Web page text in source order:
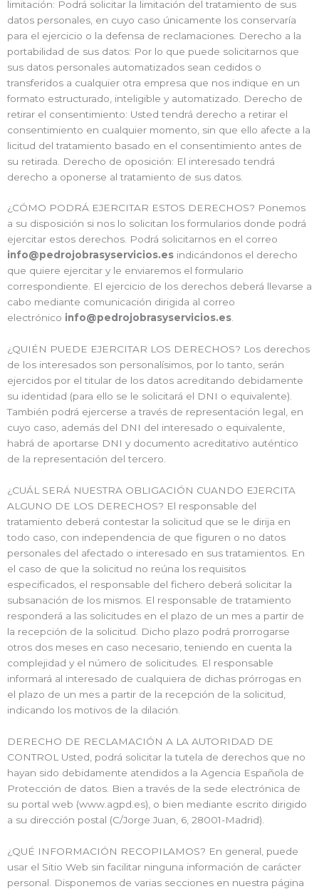
limitación: Podrá solicitar la limitación del tratamiento de sus
datos personales, en cuyo caso únicamente los conservaría
para el ejercicio o la defensa de reclamaciones. Derecho a la
portabilidad de sus datos: Por lo que puede solicitarnos que
sus datos personales automatizados sean cedidos o
transferidos a cualquier otra empresa que nos indique en un
formato estructurado, inteligible y automatizado. Derecho de
retirar el consentimiento: Usted tendrá derecho a retirar el
consentimiento en cualquier momento, sin que ello afecte a la
licitud del tratamiento basado en el consentimiento antes de
su retirada. Derecho de oposición: El interesado tendrá
derecho a oponerse al tratamiento de sus datos.
¿CÓMO PODRÁ EJERCITAR ESTOS DERECHOS? Ponemos
a su disposición si nos lo solicitan los formularios donde podrá
ejercitar estos derechos. Podrá solicitarnos en el correo
info@pedrojobrasyservicios.es indicándonos el derecho
que quiere ejercitar y le enviaremos el formulario
correspondiente. El ejercicio de los derechos deberá llevarse a
cabo mediante comunicación dirigida al correo
electrónico info@pedrojobrasyservicios.es.
¿QUIÉN PUEDE EJERCITAR LOS DERECHOS? Los derechos
de los interesados son personalísimos, por lo tanto, serán
ejercidos por el titular de los datos acreditando debidamente
su identidad (para ello se le solicitará el DNI o equivalente).
También podrá ejercerse a través de representación legal, en
cuyo caso, además del DNI del interesado o equivalente,
habrá de aportarse DNI y documento acreditativo auténtico
de la representación del tercero.
¿CUÁL SERÁ NUESTRA OBLIGACIÓN CUANDO EJERCITA
ALGUNO DE LOS DERECHOS? El responsable del
tratamiento deberá contestar la solicitud que se le dirija en
todo caso, con independencia de que figuren o no datos
personales del afectado o interesado en sus tratamientos. En
el caso de que la solicitud no reúna los requisitos
especificados, el responsable del fichero deberá solicitar la
subsanación de los mismos. El responsable de tratamiento
responderá a las solicitudes en el plazo de un mes a partir de
la recepción de la solicitud. Dicho plazo podrá prorrogarse
otros dos meses en caso necesario, teniendo en cuenta la
complejidad y el número de solicitudes. El responsable
informará al interesado de cualquiera de dichas prórrogas en
el plazo de un mes a partir de la recepción de la solicitud,
indicando los motivos de la dilación.
DERECHO DE RECLAMACIÓN A LA AUTORIDAD DE
CONTROL Usted, podrá solicitar la tutela de derechos que no
hayan sido debidamente atendidos a la Agencia Española de
Protección de datos. Bien a través de la sede electrónica de
su portal web (www.agpd.es), o bien mediante escrito dirigido
a su dirección postal (C/Jorge Juan, 6, 28001-Madrid).
¿QUÉ INFORMACIÓN RECOPILAMOS? En general, puede
usar el Sitio Web sin facilitar ninguna información de carácter
personal. Disponemos de varias secciones en nuestra página